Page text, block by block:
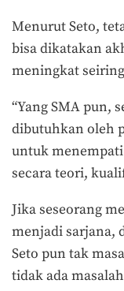
Menurut Seto,
bisa dikatakan
meningkat
“Yang SMA pun,
dibutuhkan oleh
untuk
secara teori,
Jika seseorang
menjadi sarjana,
Seto pun tak
tidak ada